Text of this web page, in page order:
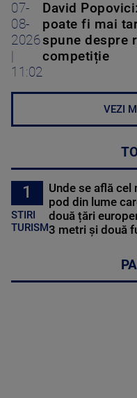
07-
08-
2026
11:02
David
poate fi mai
spune despre
competiție
VEZI
1
STIRI
TURISM
Unde se află cel
pod din lume
două țări
3 metri și două